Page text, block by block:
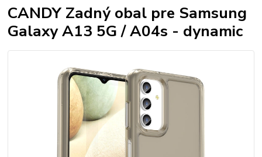
CANDY Zadný obal pre Samsung
Galaxy A13 5G / A04s - dynamic